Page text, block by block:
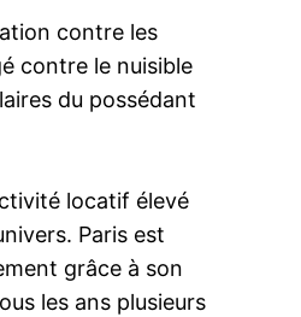
contre les
contre le nuisible
du possédant
locatif élevé
Paris est
grâce à son
les ans plusieurs